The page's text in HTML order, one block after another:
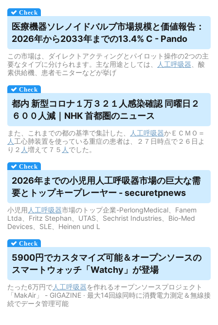
医療機器ソレノイドバルブ市場規模と価値報告：
2026年から2033年までの13.4% C - Pando
この市場は、ダイレクトアクティングとパイロット操作の2つの主
要なタイプに分けられます。主な用途としては、
人工呼吸器 、酸
素供給機、患者モニターなどが挙げ
都内 新型コロナ１万３２１人感染確認 同曜日２
６００人減｜NHK 首都圏のニュース
また、これまでの都の基準で集計した、 人工呼吸器かＥＣＭＯ＝
人 工心肺装置を使っている重症の患者は、２７日時点で２６日よ
り２ 人増えて７５ 人 でした。
2026年までの小児用 人工呼吸器市場の巨大な需
要とトップキープレーヤー - securetpnews
小児用 人工呼吸器市場のトップ企業-PerlongMedical、Fanem
Ltda、Fritz Stephan、UTAS、Sechrist Industries、Bio-Med
Devices、SLE、Heinen und L
5900円でカスタマイズ可能＆オープンソースの
スマートウォッチ「Watchy」が登場
たった6万円で人工呼吸器を作れるオープンソースプロジェクト
「MakAir」 - GIGAZINE · 最大14回線同時に消費電力測定＆無線接
続でデータ管理可能